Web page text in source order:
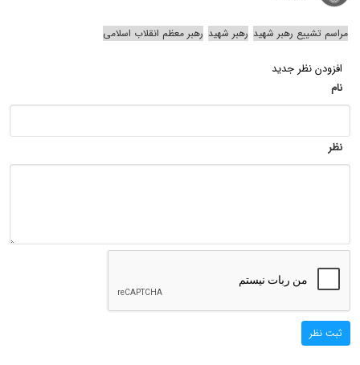
مراسم تشییع رهبر شهید رهبر شهید رهبر معظم انقلاب اسلامی
افزودن نظر جدید
نام
نظر
ثبت نظر